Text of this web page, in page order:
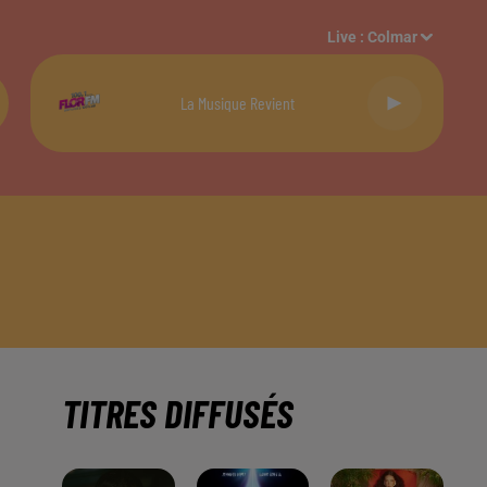
Live :Colmar
La Musique Revient
TITRES DIFFUSÉS